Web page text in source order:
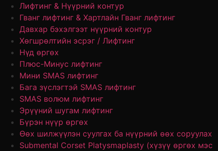
Лифтинг & Нүүрний контур
Гванг лифтинг & Хартлайн Гванг лифтинг
Давхар бэхэлгээт нүүрний контур
Хөгшрөлтийн эсрэг / Лифтинг
Нүд өргөх
Плюс-Минус лифтинг
Мини SMAS лифтинг
Бага зүслэгтэй SMAS лифтинг
SMAS волюм лифтинг
Эрүүний шугам лифтинг
Бүрэн нүүр өргөх
Өөх шилжүүлэн суулгах ба нүүрний өөх соруулах
Submental Corset Platysmaplasty (хүзүү өргөх мэс